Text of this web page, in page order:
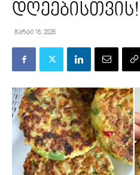
დღეებისთვის!
მარტი 16, 2026